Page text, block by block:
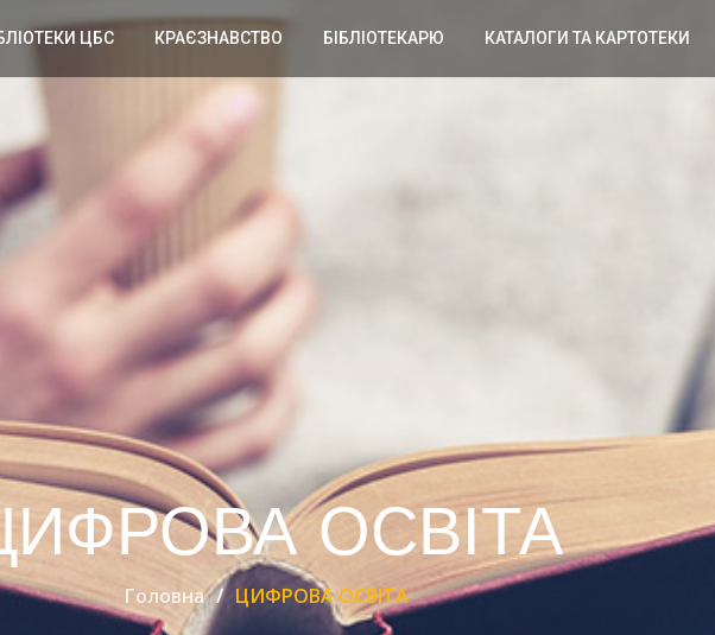
ЦБС КРАЄЗНАВСТВО БІБЛІОТЕКАРЮ КАТАЛОГИ ТА КАРТОТЕКИ
ОСВІТА
Головна ЦИФРОВА ОСВІТА